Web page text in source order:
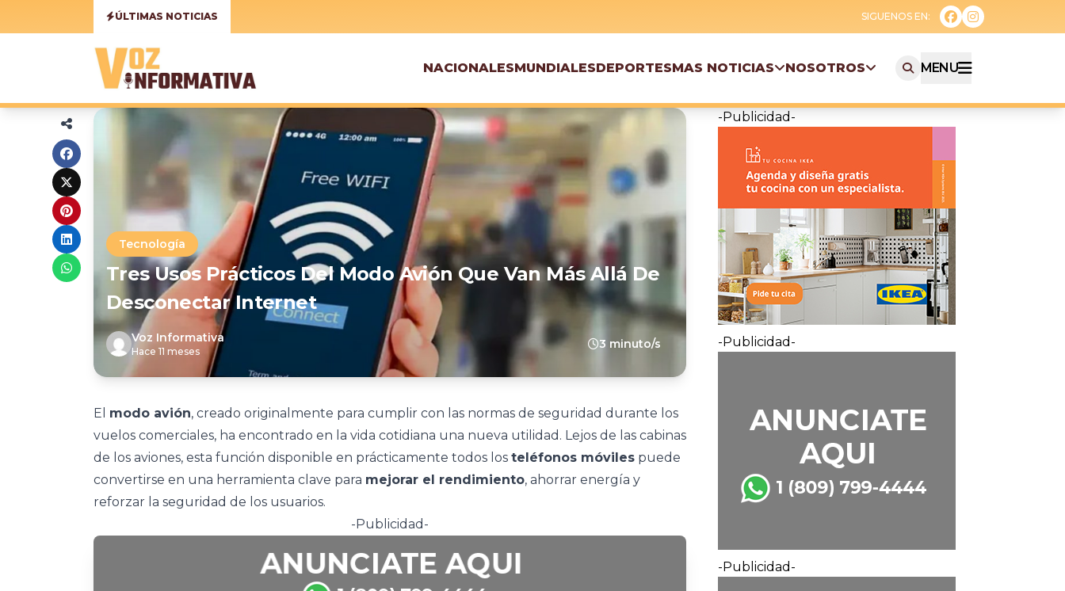
ÚLTIMAS NOTICIAS
NACIONALESMUNDIALESDEPORTESMAS NOTICIAS NOSOTROS MENU
Tecnología
Tres Usos Prácticos Del Modo Avión Que Van Más Allá De
Desconectar Internet
Voz Informativa
Hace 11 meses
3 minuto/s
El modo avión, creado originalmente para cumplir con las normas de seguridad durante los
vuelos comerciales, ha encontrado en la vida cotidiana una nueva utilidad. Lejos de las cabinas
de los aviones, esta función disponible en prácticamente todos los teléfonos móviles puede
convertirse en una herramienta clave para mejorar el rendimiento, ahorrar energía y
reforzar la seguridad de los usuarios.
-Publicidad-
-Publicidad-
-Publicidad-
-Publicidad-